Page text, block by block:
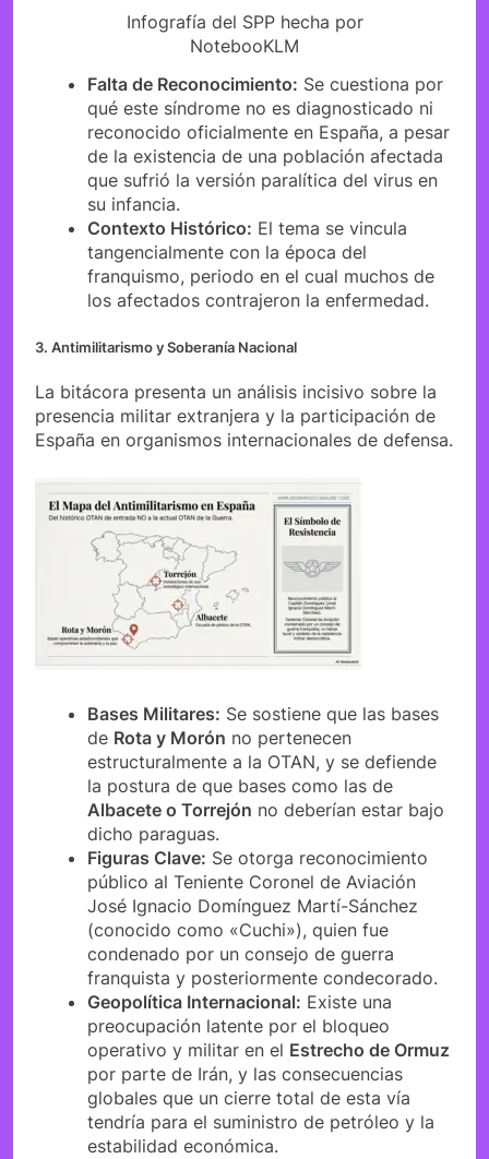
Infografía del SPP hecha por
NotebooKLM
Falta de Reconocimiento: Se cuestiona por
qué este síndrome no es diagnosticado ni
reconocido oficialmente en España, a pesar
de la existencia de una población afectada
que sufrió la versión paralítica del virus en
su infancia.
Contexto Histórico: El tema se vincula
tangencialmente con la época del
franquismo, periodo en el cual muchos de
los afectados contrajeron la enfermedad.
3. Antimilitarismo y Soberanía Nacional
La bitácora presenta un análisis incisivo sobre la
presencia militar extranjera y la participación de
España en organismos internacionales de defensa.
Bases Militares: Se sostiene que las bases
de Rota y Morón no pertenecen
estructuralmente a la OTAN, y se defiende
la postura de que bases como las de
Albacete o Torrejón no deberían estar bajo
dicho paraguas.
Figuras Clave: Se otorga reconocimiento
público al Teniente Coronel de Aviación
José Ignacio Domínguez Martí-Sánchez
(conocido como «Cuchi»), quien fue
condenado por un consejo de guerra
franquista y posteriormente condecorado.
Geopolítica Internacional: Existe una
preocupación latente por el bloqueo
operativo y militar en el Estrecho de Ormuz
por parte de Irán, y las consecuencias
globales que un cierre total de esta vía
tendría para el suministro de petróleo y la
estabilidad económica.